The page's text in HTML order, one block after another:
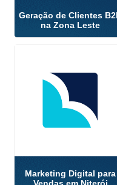
Geração de Clientes
na Zona Leste
Marketing Digital para
Vendas em Niterói